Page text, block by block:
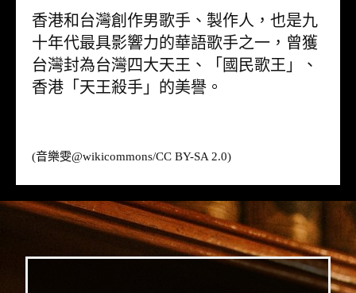
香港和台灣創作男歌手、製作人，也是九
十年代最具影響力的華語歌手之一，曾獲
台灣封為台灣四大天王、「國民歌王」、
香港「天王殺手」的美譽。
(音樂雯@wikicommons/CC BY-SA 2.0)